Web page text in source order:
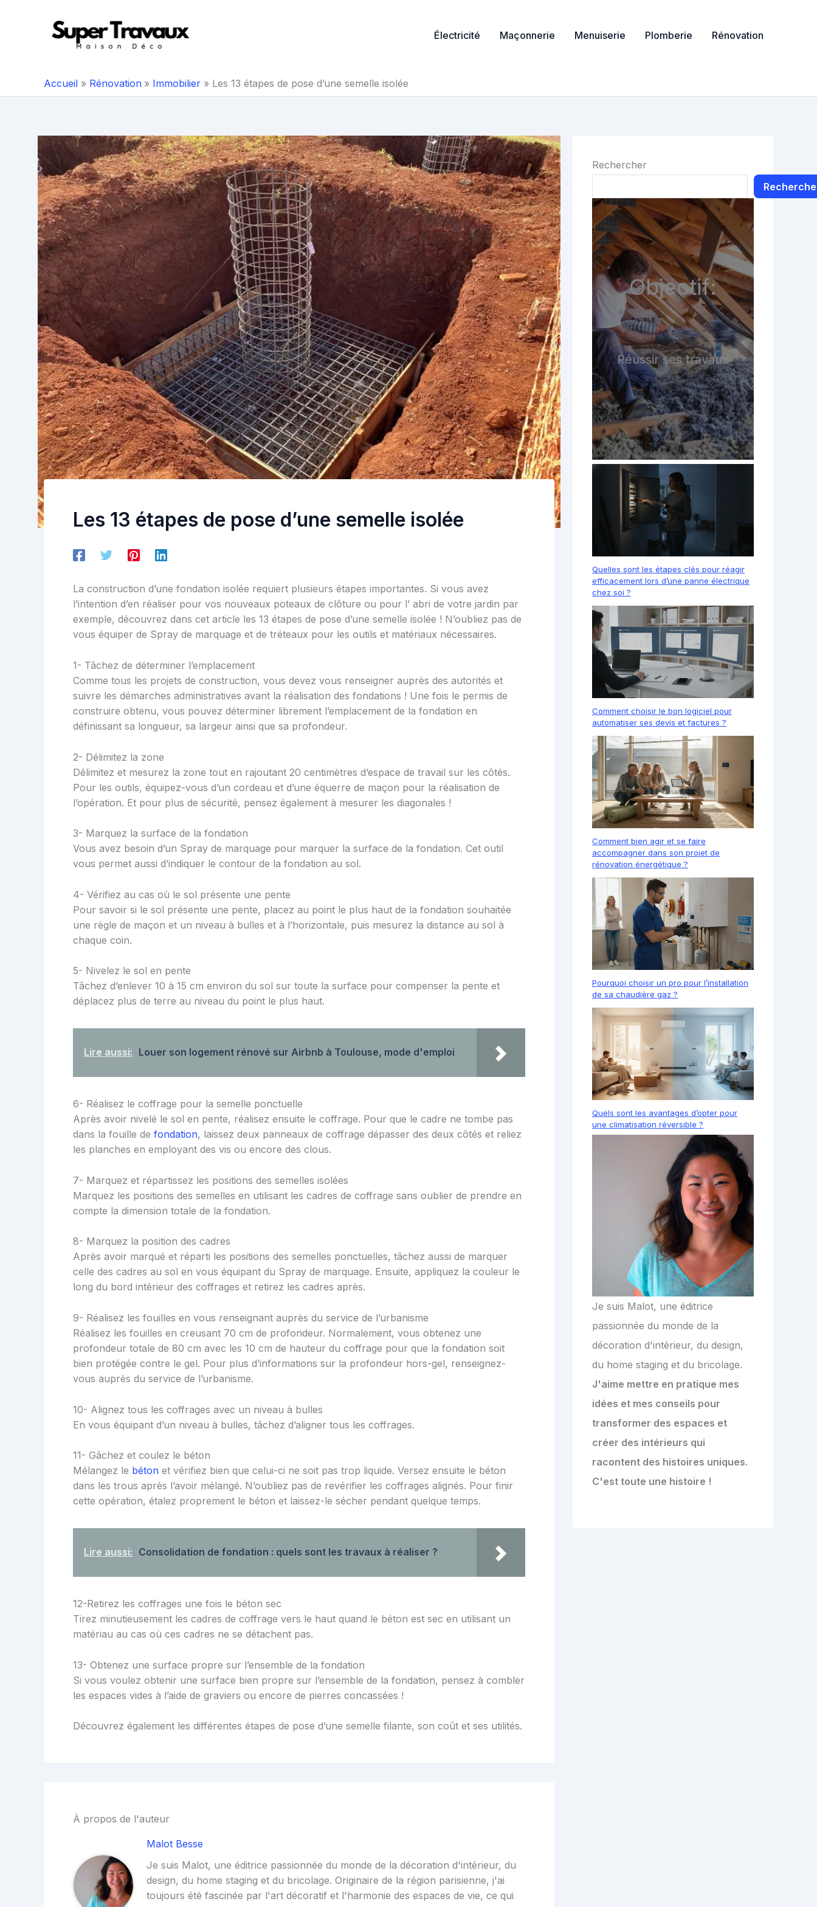
Électricité Maçonnerie Menuiserie Plomberie Rénovation
Accueil Rénovation Immobilier Les 13 étapes de pose d’une semelle isolée
Les 13 étapes de pose d’une semelle isolée
La construction d’une fondation isolée requiert plusieurs étapes importantes. Si vous avez
l’intention d’en réaliser pour vos nouveaux poteaux de clôture ou pour l’ abri de votre jardin par
exemple, découvrez dans cet article les 13 étapes de pose d’une semelle isolée ! N’oubliez pas de
vous équiper de Spray de marquage et de tréteaux pour les outils et matériaux nécessaires.
1- Tâchez de déterminer l’emplacement
Comme tous les projets de construction, vous devez vous renseigner auprès des autorités et
suivre les démarches administratives avant la réalisation des fondations ! Une fois le permis de
construire obtenu, vous pouvez déterminer librement l’emplacement de la fondation en
définissant sa longueur, sa largeur ainsi que sa profondeur.
2- Délimitez la zone
Délimitez et mesurez la zone tout en rajoutant 20 centimètres d’espace de travail sur les côtés.
Pour les outils, équipez-vous d’un cordeau et d’une équerre de maçon pour la réalisation de
l’opération. Et pour plus de sécurité, pensez également à mesurer les diagonales !
3- Marquez la surface de la fondation
Vous avez besoin d’un Spray de marquage pour marquer la surface de la fondation. Cet outil
vous permet aussi d’indiquer le contour de la fondation au sol.
4- Vérifiez au cas où le sol présente une pente
Pour savoir si le sol présente une pente, placez au point le plus haut de la fondation souhaitée
une règle de maçon et un niveau à bulles et à l’horizontale, puis mesurez la distance au sol à
chaque coin.
5- Nivelez le sol en pente
Tâchez d’enlever 10 à 15 cm environ du sol sur toute la surface pour compenser la pente et
déplacez plus de terre au niveau du point le plus haut.
Lire aussi: Louer son logement rénové sur Airbnb à Toulouse, mode d'emploi
6- Réalisez le coffrage pour la semelle ponctuelle
Après avoir nivelé le sol en pente, réalisez ensuite le coffrage. Pour que le cadre ne tombe pas
dans la fouille de fondation, laissez deux panneaux de coffrage dépasser des deux côtés et reliez
les planches en employant des vis ou encore des clous.
7- Marquez et répartissez les positions des semelles isolées
Marquez les positions des semelles en utilisant les cadres de coffrage sans oublier de prendre en
compte la dimension totale de la fondation.
8- Marquez la position des cadres
Après avoir marqué et réparti les positions des semelles ponctuelles, tâchez aussi de marquer
celle des cadres au sol en vous équipant du Spray de marquage. Ensuite, appliquez la couleur le
long du bord intérieur des coffrages et retirez les cadres après.
9- Réalisez les fouilles en vous renseignant auprès du service de l’urbanisme
Réalisez les fouilles en creusant 70 cm de profondeur. Normalement, vous obtenez une
profondeur totale de 80 cm avec les 10 cm de hauteur du coffrage pour que la fondation soit
bien protégée contre le gel. Pour plus d’informations sur la profondeur hors-gel, renseignez-
vous auprès du service de l’urbanisme.
10- Alignez tous les coffrages avec un niveau à bulles
En vous équipant d’un niveau à bulles, tâchez d’aligner tous les coffrages.
11- Gâchez et coulez le béton
Mélangez le béton et vérifiez bien que celui-ci ne soit pas trop liquide. Versez ensuite le béton
dans les trous après l’avoir mélangé. N’oubliez pas de revérifier les coffrages alignés. Pour finir
cette opération, étalez proprement le béton et laissez-le sécher pendant quelque temps.
Lire aussi: Consolidation de fondation : quels sont les travaux à réaliser ?
12-Retirez les coffrages une fois le béton sec
Tirez minutieusement les cadres de coffrage vers le haut quand le béton est sec en utilisant un
matériau au cas où ces cadres ne se détachent pas.
13- Obtenez une surface propre sur l’ensemble de la fondation
Si vous voulez obtenir une surface bien propre sur l’ensemble de la fondation, pensez à combler
les espaces vides à l’aide de graviers ou encore de pierres concassées !
Découvrez également les différentes étapes de pose d’une semelle filante, son coût et ses utilités.
À propos de l'auteur
Malot Besse
Je suis Malot, une éditrice passionnée du monde de la décoration d'intérieur, du
design, du home staging et du bricolage. Originaire de la région parisienne, j'ai
toujours été fascinée par l'art décoratif et l'harmonie des espaces de vie, ce qui
Rechercher
Objectif:
Réussir ses travaux
Quelles sont les étapes clés pour réagir
efficacement lors d’une panne électrique
chez soi ?
Comment choisir le bon logiciel pour
automatiser ses devis et factures ?
Comment bien agir et se faire
accompagner dans son projet de
rénovation énergétique ?
Pourquoi choisir un pro pour l’installation
de sa chaudière gaz ?
Quels sont les avantages d’opter pour
une climatisation réversible ?
Je suis Malot, une éditrice
passionnée du monde de la
décoration d'intérieur, du design,
du home staging et du bricolage.
J'aime mettre en pratique mes
idées et mes conseils pour
transformer des espaces et
créer des intérieurs qui
racontent des histoires uniques.
C'est toute une histoire !